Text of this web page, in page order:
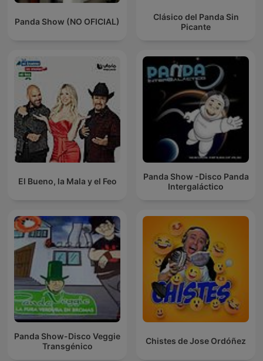
Panda Show (NO OFICIAL)
Clásico del Panda Sin
Picante
El Bueno, la Mala y el Feo
Panda Show -Disco Panda
Intergaláctico
Panda Show-Disco Veggie
Transgénico
Chistes de Jose Ordóñez